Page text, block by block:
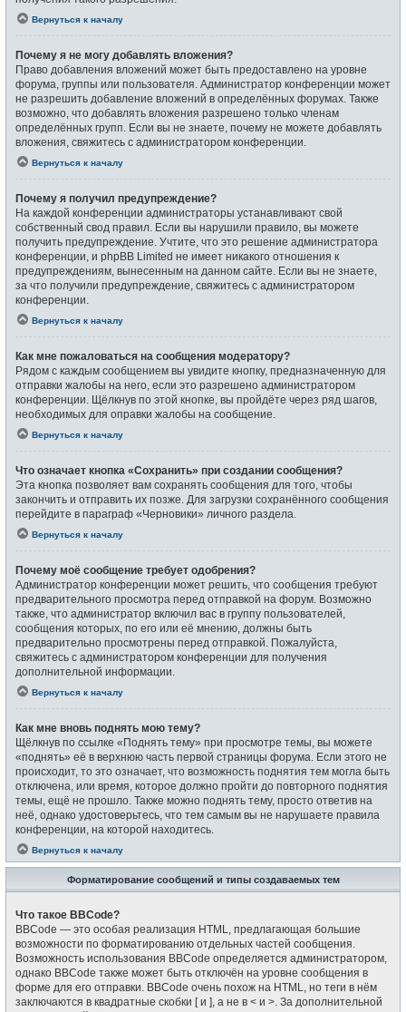
Вернуться к началу
Почему я не могу добавлять вложения?
Право добавления вложений может быть предоставлено на уровне
форума, группы или пользователя. Администратор конференции может
не разрешить добавление вложений в определённых форумах. Также
возможно, что добавлять вложения разрешено только членам
определённых групп. Если вы не знаете, почему не можете добавлять
вложения, свяжитесь с администратором конференции.
Вернуться к началу
Почему я получил предупреждение?
На каждой конференции администраторы устанавливают свой
собственный свод правил. Если вы нарушили правило, вы можете
получить предупреждение. Учтите, что это решение администратора
конференции, и phpBB Limited не имеет никакого отношения к
предупреждениям, вынесенным на данном сайте. Если вы не знаете,
за что получили предупреждение, свяжитесь с администратором
конференции.
Вернуться к началу
Как мне пожаловаться на сообщения модератору?
Рядом с каждым сообщением вы увидите кнопку, предназначенную для
отправки жалобы на него, если это разрешено администратором
конференции. Щёлкнув по этой кнопке, вы пройдёте через ряд шагов,
необходимых для оправки жалобы на сообщение.
Вернуться к началу
Что означает кнопка «Сохранить» при создании сообщения?
Эта кнопка позволяет вам сохранять сообщения для того, чтобы
закончить и отправить их позже. Для загрузки сохранённого сообщения
перейдите в параграф «Черновики» личного раздела.
Вернуться к началу
Почему моё сообщение требует одобрения?
Администратор конференции может решить, что сообщения требуют
предварительного просмотра перед отправкой на форум. Возможно
также, что администратор включил вас в группу пользователей,
сообщения которых, по его или её мнению, должны быть
предварительно просмотрены перед отправкой. Пожалуйста,
свяжитесь с администратором конференции для получения
дополнительной информации.
Вернуться к началу
Как мне вновь поднять мою тему?
Щёлкнув по ссылке «Поднять тему» при просмотре темы, вы можете
«поднять» её в верхнюю часть первой страницы форума. Если этого не
происходит, то это означает, что возможность поднятия тем могла быть
отключена, или время, которое должно пройти до повторного поднятия
темы, ещё не прошло. Также можно поднять тему, просто ответив на
неё, однако удостоверьтесь, что тем самым вы не нарушаете правила
конференции, на которой находитесь.
Вернуться к началу
Форматирование сообщений и типы создаваемых тем
Что такое BBCode?
BBCode — это особая реализация HTML, предлагающая большие
возможности по форматированию отдельных частей сообщения.
Возможность использования BBCode определяется администратором,
однако BBCode также может быть отключён на уровне сообщения в
форме для его отправки. BBCode очень похож на HTML, но теги в нём
заключаются в квадратные скобки [ и ], а не в < и >. За дополнительной